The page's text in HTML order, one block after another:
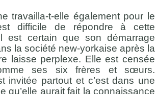
travailla-t-elle également pour le
difficile de répondre à cette
est certain que son démarrage
la société new-yorkaise après la
laisse perplexe. Elle est censée
ses six frères et sœurs.
invitée partout et c’est dans une
qu’elle aurait fait la connaissance